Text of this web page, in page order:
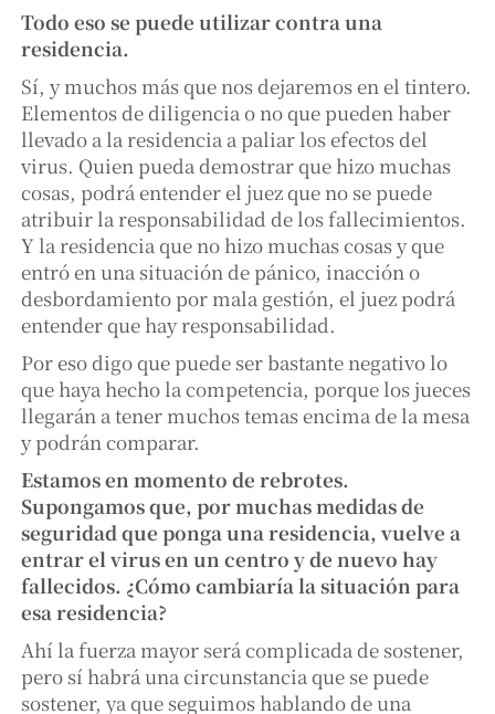
Todo eso se puede utilizar contra una
residencia.
Sí, y muchos más que nos dejaremos en el tintero.
Elementos de diligencia o no que pueden haber
llevado a la residencia a paliar los efectos del
virus. Quien pueda demostrar que hizo muchas
cosas, podrá entender el juez que no se puede
atribuir la responsabilidad de los fallecimientos.
Y la residencia que no hizo muchas cosas y que
entró en una situación de pánico, inacción o
desbordamiento por mala gestión, el juez podrá
entender que hay responsabilidad.
Por eso digo que puede ser bastante negativo lo
que haya hecho la competencia, porque los jueces
llegarán a tener muchos temas encima de la mesa
y podrán comparar.
Estamos en momento de rebrotes.
Supongamos que, por muchas medidas de
seguridad que ponga una residencia, vuelve a
entrar el virus en un centro y de nuevo hay
fallecidos. ¿Cómo cambiaría la situación para
esa residencia?
Ahí la fuerza mayor será complicada de sostener,
pero sí habrá una circunstancia que se puede
sostener, ya que seguimos hablando de una